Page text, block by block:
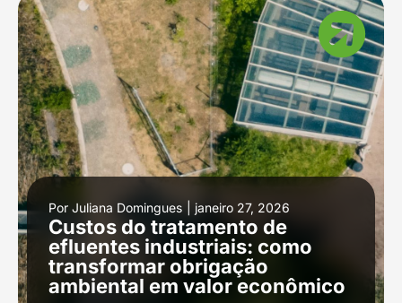
Por Juliana Domingues janeiro 27, 2026
Custos do tratamento de
efluentes industriais: como
transformar obrigação
ambiental em valor econômico